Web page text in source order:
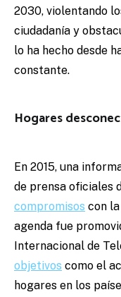
2030, violentando
ciudadanía y
lo ha hecho desde
constante.
Hogares
En 2015, una
de prensa oficiales
compromisos con
agenda fue
Internacional de
objetivos como el
hogares en los